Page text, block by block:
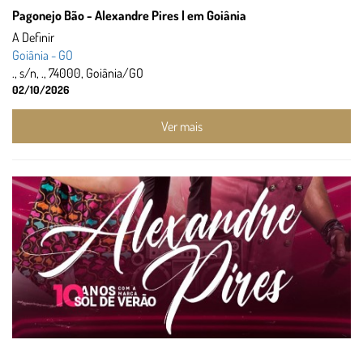
Pagonejo Bão - Alexandre Pires | em Goiânia
A Definir
Goiânia - GO
., s/n, ., 74000, Goiânia/GO
02/10/2026
Ver mais